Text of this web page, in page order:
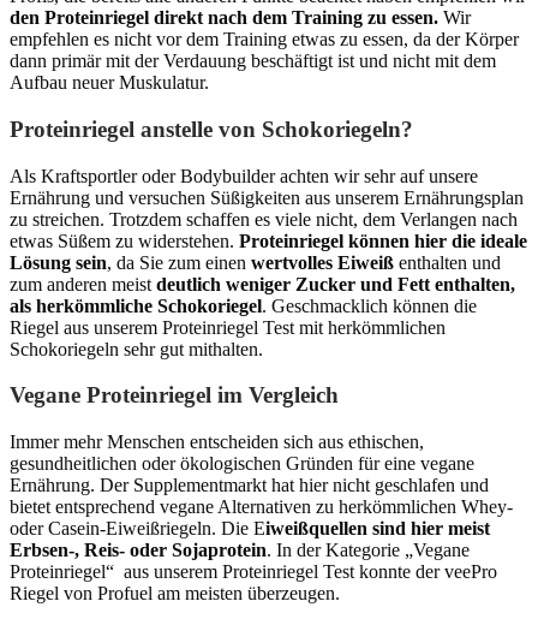
den Proteinriegel direkt nach dem Training zu essen. Wir
empfehlen es nicht vor dem Training etwas zu essen, da der Körper
dann primär mit der Verdauung beschäftigt ist und nicht mit dem
Aufbau neuer Muskulatur.
Proteinriegel anstelle von Schokoriegeln?
Als Kraftsportler oder Bodybuilder achten wir sehr auf unsere
Ernährung und versuchen Süßigkeiten aus unserem Ernährungsplan
zu streichen. Trotzdem schaffen es viele nicht, dem Verlangen nach
etwas Süßem zu widerstehen. Proteinriegel können hier die ideale
Lösung sein, da Sie zum einen wertvolles Eiweiß enthalten und
zum anderen meist deutlich weniger Zucker und Fett enthalten,
als herkömmliche Schokoriegel. Geschmacklich können die
Riegel aus unserem Proteinriegel Test mit herkömmlichen
Schokoriegeln sehr gut mithalten.
Vegane Proteinriegel im Vergleich
Immer mehr Menschen entscheiden sich aus ethischen,
gesundheitlichen oder ökologischen Gründen für eine vegane
Ernährung. Der Supplementmarkt hat hier nicht geschlafen und
bietet entsprechend vegane Alternativen zu herkömmlichen Whey-
oder Casein-Eiweißriegeln. Die Eiweißquellen sind hier meist
Erbsen-, Reis- oder Sojaprotein. In der Kategorie „Vegane
Proteinriegel“ aus unserem Proteinriegel Test konnte der veePro
Riegel von Profuel am meisten überzeugen.